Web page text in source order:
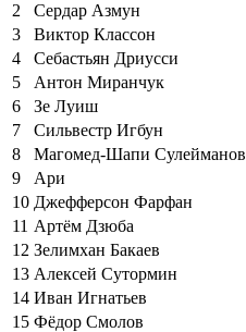
2
Сердар Азмун
3
Виктор Классон
4
Себастьян Дриусси
5
Антон Миранчук
6
Зе Луиш
7
Сильвестр Игбун
8
Магомед-Шапи Сулейманов
9
Ари
10 Джефферсон Фарфан
11 Артём Дзюба
12 Зелимхан Бакаев
13 Алексей Сутормин
14 Иван Игнатьев
15 Фёдор Смолов